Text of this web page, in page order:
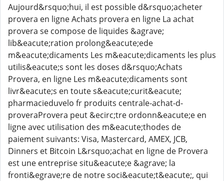
Aujourd&rsquo;hui, il est possible d&rsquo;acheter
provera en ligne Achats provera en ligne La achat
provera se compose de liquides &agrave;
lib&eacute;ration prolong&eacute;ede
m&eacute;dicaments Les m&eacute;dicaments les plus
utilis&eacute;s sont les doses d&rsquo;Achats
Provera, en ligne Les m&eacute;dicaments sont
livr&eacute;s en toute s&eacute;curit&eacute;
pharmacieduvelo fr produits centrale-achat-d-
proveraProvera peut &ecirc;tre ordonn&eacute;e en
ligne avec utilisation des m&eacute;thodes de
paiement suivants: Visa, Mastercard, AMEX, JCB,
Dinners et Bitcoin L&rsquo;achat en ligne de Provera
est une entreprise situ&eacute;e &agrave; la
fronti&egrave;re de notre soci&eacute;t&eacute;, qui